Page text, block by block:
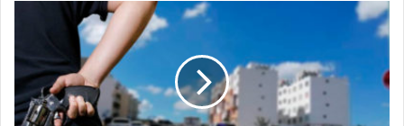
Villas
Del
Pedregal
Está